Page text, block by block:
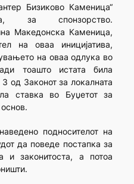
Бизиково Каменица“
за спонзорство.
Македонска Каменица,
на оваа иницијатива,
на оваа одлука во
тоашто истата била
од Законот за локалната
ставка во Буџетот за
подносителот на
да поведе постапка за
и законитоста, а потоа